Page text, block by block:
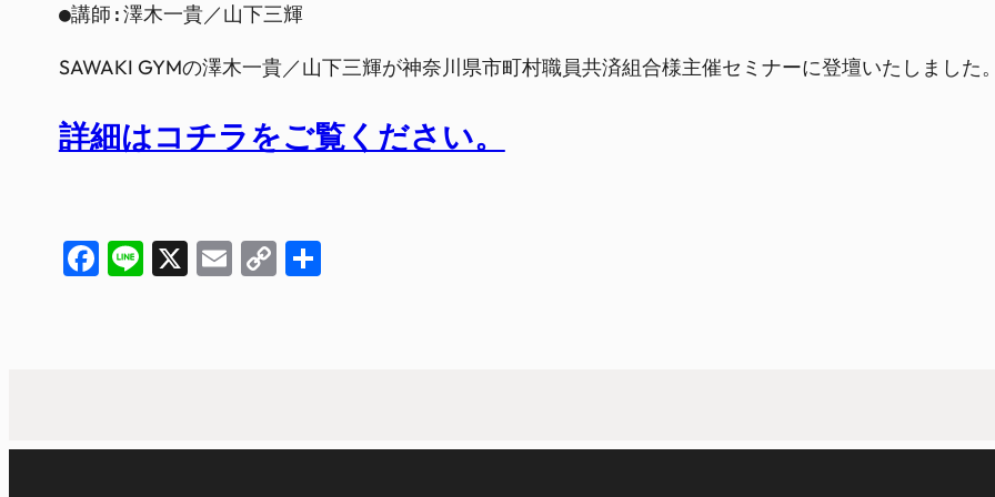
●講師:澤木一貴／山下三輝
SAWAKI GYMの澤木一貴／山下三輝が神奈川県市町村職員共済組合様主催セミナーに登壇いたしました
詳細はコチラをご覧ください。
Facebook
Line
X Email
Copy
共